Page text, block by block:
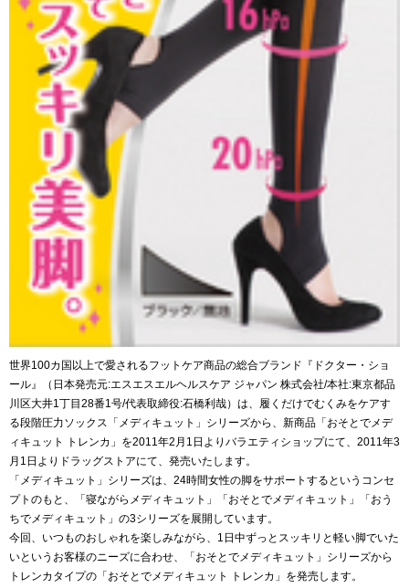
世界100カ国以上で愛されるフットケア商品の総合ブランド『ドクター・ショ
ール』（日本発売元:エスエスエルヘルスケア ジャパン 株式会社/本社:東京都品
川区大井1丁目28番1号/代表取締役:石橋利哉）は、履くだけでむくみをケアす
る段階圧力ソックス「メディキュット」シリーズから、新商品「おそとでメデ
ィキュット トレンカ」を2011年2月1日よりバラエティショップにて、2011年3
月1日よりドラッグストアにて、発売いたします。
「メディキュット」シリーズは、24時間女性の脚をサポートするというコンセ
プトのもと、「寝ながらメディキュット」「おそとでメディキュット」「おう
ちでメディキュット」の3シリーズを展開しています。
今回、いつものおしゃれを楽しみながら、1日中ずっとスッキリと軽い脚でいた
いというお客様のニーズに合わせ、「おそとでメディキュット」シリーズから
トレンカタイプの「おそとでメディキュット トレンカ」を発売します。